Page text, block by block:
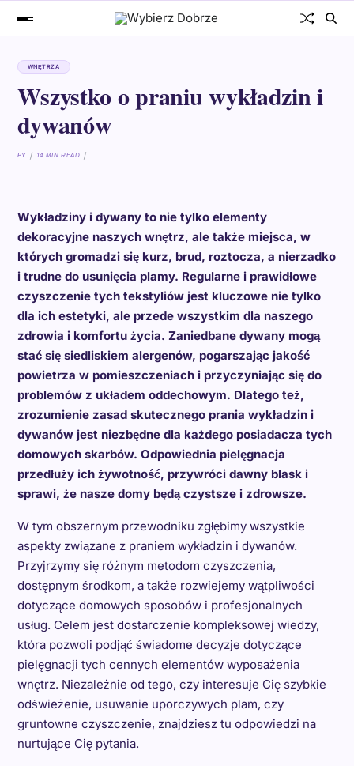
WNĘTRZA
Wszystko o praniu wykładzin i
dywanów
BY 14 MIN READ
Wykładziny i dywany to nie tylko elementy
dekoracyjne naszych wnętrz, ale także miejsca, w
których gromadzi się kurz, brud, roztocza, a nierzadko
i trudne do usunięcia plamy. Regularne i prawidłowe
czyszczenie tych tekstyliów jest kluczowe nie tylko
dla ich estetyki, ale przede wszystkim dla naszego
zdrowia i komfortu życia. Zaniedbane dywany mogą
stać się siedliskiem alergenów, pogarszając jakość
powietrza w pomieszczeniach i przyczyniając się do
problemów z układem oddechowym. Dlatego też,
zrozumienie zasad skutecznego prania wykładzin i
dywanów jest niezbędne dla każdego posiadacza tych
domowych skarbów. Odpowiednia pielęgnacja
przedłuży ich żywotność, przywróci dawny blask i
sprawi, że nasze domy będą czystsze i zdrowsze.
W tym obszernym przewodniku zgłębimy wszystkie
aspekty związane z praniem wykładzin i dywanów.
Przyjrzymy się różnym metodom czyszczenia,
dostępnym środkom, a także rozwiejemy wątpliwości
dotyczące domowych sposobów i profesjonalnych
usług. Celem jest dostarczenie kompleksowej wiedzy,
która pozwoli podjąć świadome decyzje dotyczące
pielęgnacji tych cennych elementów wyposażenia
wnętrz. Niezależnie od tego, czy interesuje Cię szybkie
odświeżenie, usuwanie uporczywych plam, czy
gruntowne czyszczenie, znajdziesz tu odpowiedzi na
nurtujące Cię pytania.